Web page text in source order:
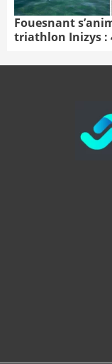
Fouesnant
triathlon Inizys :